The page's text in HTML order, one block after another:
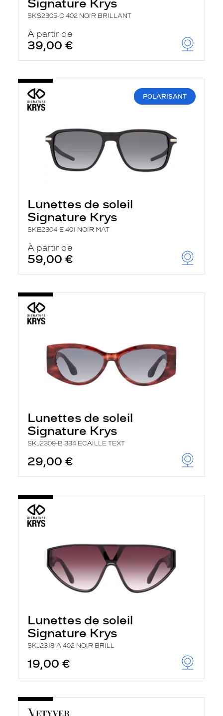
Signature Krys
SKS2305-C 402 NOIR BRILLANT
À partir de
39,00 €
POLARISANT
Lunettes de soleil
Signature Krys
SKE2304-E 401 NOIR MAT
À partir de
59,00 €
Lunettes de soleil
Signature Krys
SKJ2309-B 334 ECAILLE TEXT
29,00 €
Lunettes de soleil
Signature Krys
SKJ2318-A 402 NOIR BRILL
19,00 €